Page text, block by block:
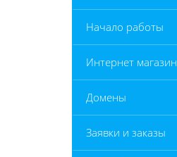
Начало работы
Интернет магазин
Домены
Заявки и заказы